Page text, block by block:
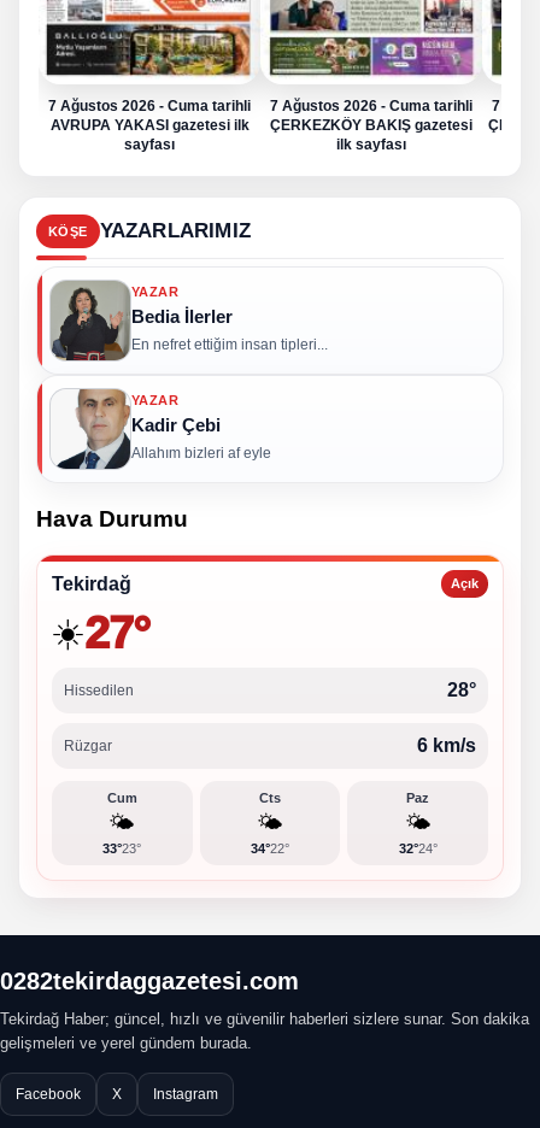
7 Ağustos 2026 - Cuma tarihli
AVRUPA YAKASI gazetesi ilk
sayfası
7 Ağustos 2026 - Cuma tarihli
ÇERKEZKÖY BAKIŞ gazetesi
ilk sayfası
7
KÖŞE YAZARLARIMIZ
YAZAR
Bedia İlerler
En nefret ettiğim insan tipleri...
YAZAR
Kadir Çebi
Allahım bizleri af eyle
Hava Durumu
Tekirdağ Açık
☀️27°
Hissedilen 28°
Rüzgar 6 km/s
Cum
🌤️
33°23°
Cts
🌤️
34°22°
Paz
🌤️
32°24°
0282tekirdaggazetesi.com
Tekirdağ Haber; güncel, hızlı ve güvenilir haberleri sizlere sunar. Son dakika
gelişmeleri ve yerel gündem burada.
Facebook X Instagram